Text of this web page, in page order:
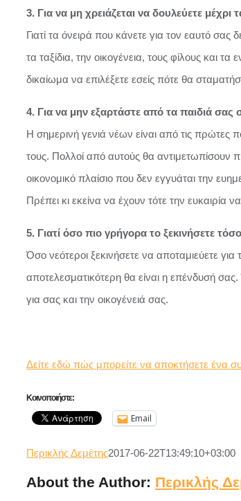
3. Για να μη χρειάζεται να δουλεύετε μέχρι
Γιατί τα όνειρά που κάνετε για τον εαυτό
τα ταξίδια, την οικογένεια, τους φίλους και
δικαίωμα να επιλέξετε εσείς πότε θα
4. Για να μην εξαρτάστε από τα παιδιά σας
Η σημερινή γενιά νέων είναι από τις
τους. Πολλοί από αυτούς θα αντιμετωπίσουν
οικονομικό πλαίσιο που δεν εγγυάται την
Πρέπει κι εκείνα να έχουν τότε την ευκαιρία
5. Γιατί όσο πιο γρήγορα το ξεκινήσετε
Όσο νεότεροι ξεκινήσετε να αποταμιεύετε
αποτελεσματικότερη θα είναι η επένδυσή
για σας και την οικογένειά σας.
Δείτε εδώ πώς μπορείτε να αποκτήσετε ένα
Κοινοποιήστε:
Email
Περικλής Δεμέτης2017-06-22T13:49:10+03:00
About the Author: Περικλής